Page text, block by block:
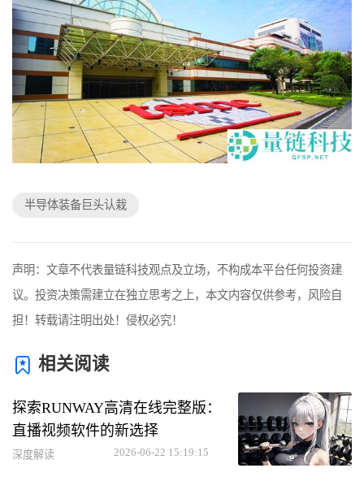
半导体装备巨头认栽
声明：文章不代表量链科技观点及立场，不构成本平台任何投资建
议。投资决策需建立在独立思考之上，本文内容仅供参考，风险自
担！转载请注明出处！侵权必究！
相关阅读
探索RUNWAY高清在线完整版：
直播视频软件的新选择
深度解读 2026-06-22 15:19:15